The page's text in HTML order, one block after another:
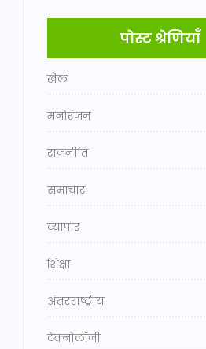
पोस्ट श्रेणियाँ
खेल
मनोरंजन
राजनीति
समाचार
व्यापार
शिक्षा
अंतरराष्ट्रीय
टेक्नोलॉजी